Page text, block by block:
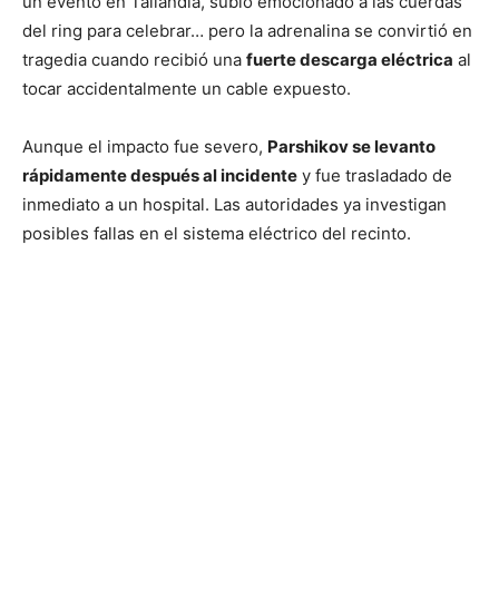
del ring para celebrar… pero la adrenalina se convirtió en
tragedia cuando recibió una fuerte descarga eléctrica al
tocar accidentalmente un cable expuesto.
Aunque el impacto fue severo, Parshikov se levanto
rápidamente después al incidente y fue trasladado de
inmediato a un hospital. Las autoridades ya investigan
posibles fallas en el sistema eléctrico del recinto.